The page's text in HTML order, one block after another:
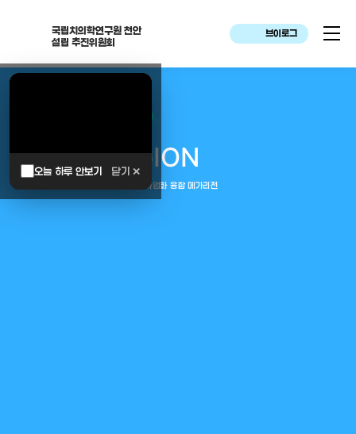
국립치의학연구원 천안
설립 추진위원회
브이로그
오늘 하루 안보기 닫기 ✕
대한민국은 두번이나 약속하였습니다.
MEGAREGION
중부권 전체를 잇는 연구–임상–평가–사업화 융합 메가리전